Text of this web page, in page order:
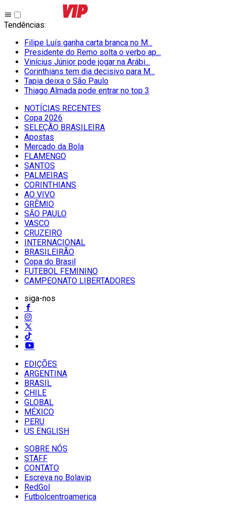
Tendências:
Filipe Luís ganha carta branca no M...
Presidente do Remo solta o verbo ap...
Vinícius Júnior pode jogar na Arábi...
Corinthians tem dia decisivo para M...
Tapia deixa o São Paulo
Thiago Almada pode entrar no top 3
NOTÍCIAS RECENTES
Copa 2026
SELEÇÃO BRASILEIRA
Apostas
Mercado da Bola
FLAMENGO
SANTOS
PALMEIRAS
CORINTHIANS
AO VIVO
GRÊMIO
SĀO PAULO
VASCO
CRUZEIRO
INTERNACIONAL
BRASILEIRÃO
Copa do Brasil
FUTEBOL FEMININO
CAMPEONATO LIBERTADORES
siga-nos
EDIÇÕES
ARGENTINA
BRASIL
CHILE
GLOBAL
MÉXICO
PERU
US ENGLISH
SOBRE NÓS
STAFF
CONTATO
Escreva no Bolavip
RedGol
Futbolcentroamerica